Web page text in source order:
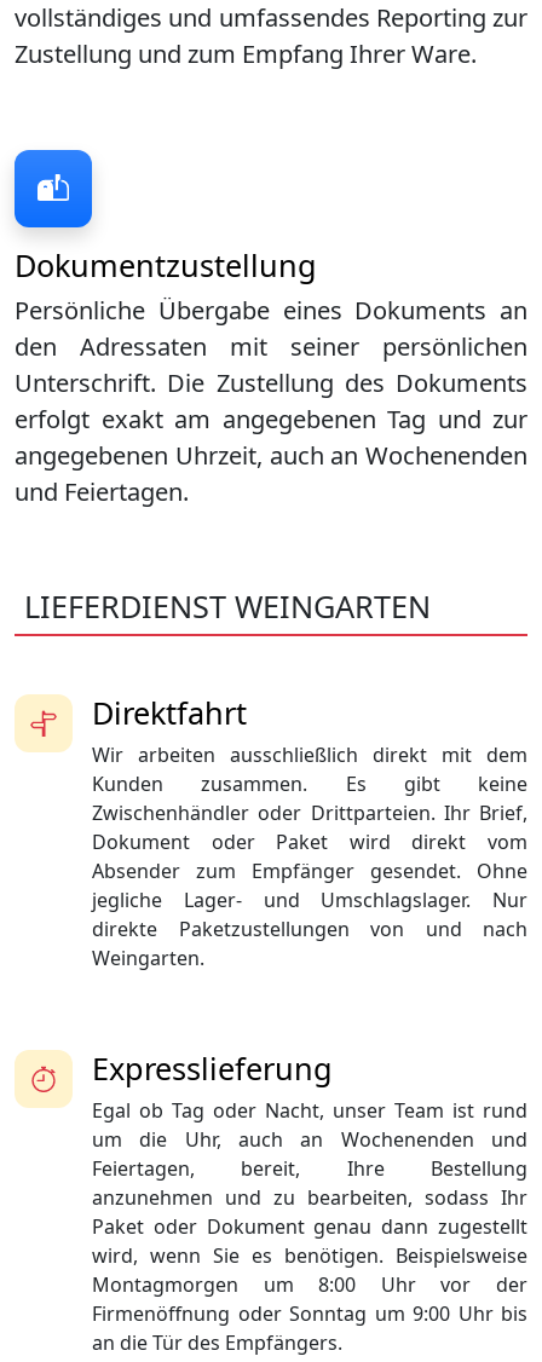
Dokumentzustellung
Persönliche Übergabe eines Dokuments an
den Adressaten mit seiner persönlichen
Unterschrift. Die Zustellung des Dokuments
erfolgt exakt am angegebenen Tag und zur
angegebenen Uhrzeit, auch an Wochenenden
und Feiertagen.
vollständiges und umfassendes Reporting zur
Zustellung und zum Empfang Ihrer Ware.
LIEFERDIENST WEINGARTEN
Direktfahrt
Wir arbeiten ausschließlich direkt mit dem
Kunden zusammen. Es gibt keine
Zwischenhändler oder Drittparteien. Ihr Brief,
Dokument oder Paket wird direkt vom
Absender zum Empfänger gesendet. Ohne
jegliche Lager- und Umschlagslager. Nur
direkte Paketzustellungen von und nach
Weingarten.
Expresslieferung
Egal ob Tag oder Nacht, unser Team ist rund
um die Uhr, auch an Wochenenden und
Feiertagen, bereit, Ihre Bestellung
anzunehmen und zu bearbeiten, sodass Ihr
Paket oder Dokument genau dann zugestellt
wird, wenn Sie es benötigen. Beispielsweise
Montagmorgen um 8:00 Uhr vor der
Firmenöffnung oder Sonntag um 9:00 Uhr bis
an die Tür des Empfängers.